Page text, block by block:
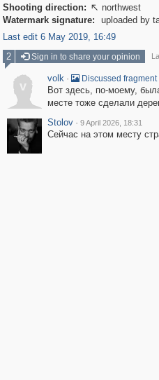
Shooting direction:  northwest
Watermark signature:
uploaded by
Last edit 6 May 2019, 16:49
2
Sign in to share your opinion
v
volk · Discussed fragment
Вот здесь, по-моему,
месте тоже сделали
Stolov · 9 April 2026, 18:31
Сейчас на этом месту